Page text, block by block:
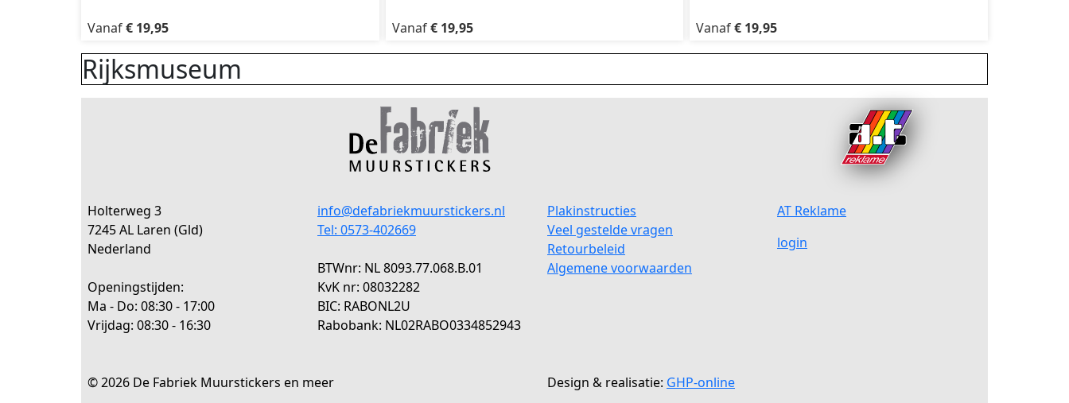
Vanaf€ 19,95 Vanaf€ 19,95 Vanaf€ 19,95
Rijksmuseum
Holterweg 3
7245 AL Laren (Gld)
Nederland
Openingstijden:
Ma - Do: 08:30 - 17:00
Vrijdag: 08:30 - 16:30
info@defabriekmuurstickers.nl
Tel: 0573-402669
BTWnr: NL 8093.77.068.B.01
KvK nr: 08032282
BIC: RABONL2U
Rabobank: NL02RABO0334852943
Plakinstructies
Veel gestelde vragen
Retourbeleid
Algemene voorwaarden
AT Reklame
login
© 2026 De Fabriek Muurstickers en meer Design & realisatie: GHP-online